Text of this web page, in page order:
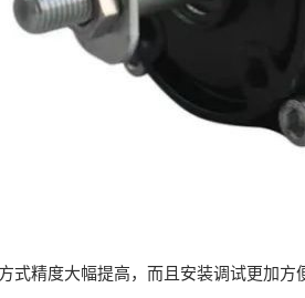
精度大幅提高，而且安装调试更加方